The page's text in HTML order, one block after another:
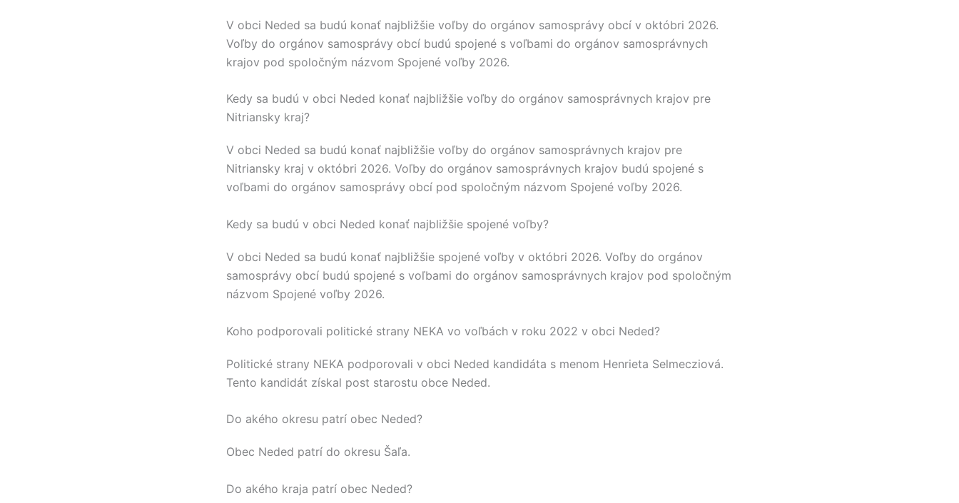
V obci Neded sa budú konať najbližšie voľby do orgánov samosprávy obcí v októbri 2026.
Voľby do orgánov samosprávy obcí budú spojené s voľbami do orgánov samosprávnych
krajov pod spoločným názvom Spojené voľby 2026.
Kedy sa budú v obci Neded konať najbližšie voľby do orgánov samosprávnych krajov pre
Nitriansky kraj?
V obci Neded sa budú konať najbližšie voľby do orgánov samosprávnych krajov pre
Nitriansky kraj v októbri 2026. Voľby do orgánov samosprávnych krajov budú spojené s
voľbami do orgánov samosprávy obcí pod spoločným názvom Spojené voľby 2026.
Kedy sa budú v obci Neded konať najbližšie spojené voľby?
V obci Neded sa budú konať najbližšie spojené voľby v októbri 2026. Voľby do orgánov
samosprávy obcí budú spojené s voľbami do orgánov samosprávnych krajov pod spoločným
názvom Spojené voľby 2026.
Koho podporovali politické strany NEKA vo voľbách v roku 2022 v obci Neded?
Politické strany NEKA podporovali v obci Neded kandidáta s menom Henrieta Selmecziová.
Tento kandidát získal post starostu obce Neded.
Do akého okresu patrí obec Neded?
Obec Neded patrí do okresu Šaľa.
Do akého kraja patrí obec Neded?